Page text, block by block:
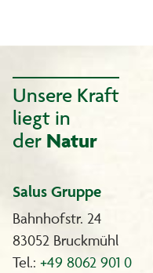
Unsere Kraft
liegt in
der Natur
Salus Gruppe
Bahnhofstr. 24
83052 Bruckmühl
Tel.: +49 8062 901 0